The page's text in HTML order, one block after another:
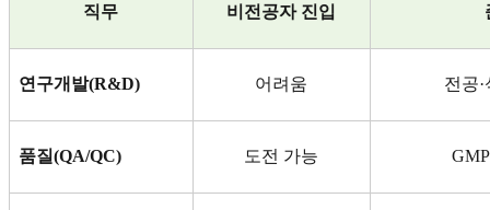
직무 비전공자 진입
연구개발(R&D) 어려움 전공·
품질(QA/QC) 도전 가능